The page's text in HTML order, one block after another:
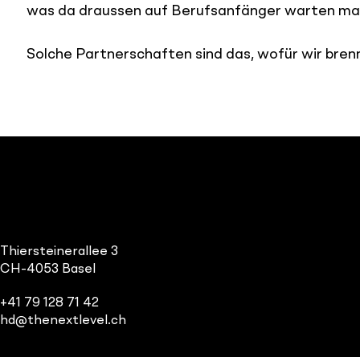
was da draussen auf Berufsanfänger warten
Solche Partnerschaften sind das, wofür wir
Thiersteinerallee 3
CH-4053 Basel
+41 79 128 71 42
hd@thenextlevel.ch